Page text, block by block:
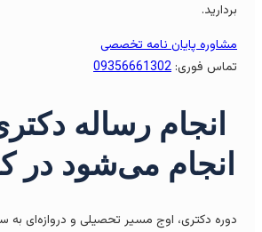
پایان نامه تخصصی
فوری:09356661302
انجام رساله
می‌شود در
دکتری، اوج مسیر تحصیلی و دروازه‌ای به سوی